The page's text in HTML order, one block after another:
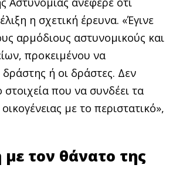
η σχετική έρευνα. «Έγινε
αρμόδιους αστυνομικούς και
προκειμένου να
ή οι δράστες. Δεν
που να συνδέει τα
με το περιστατικό»,
τον θάνατο της